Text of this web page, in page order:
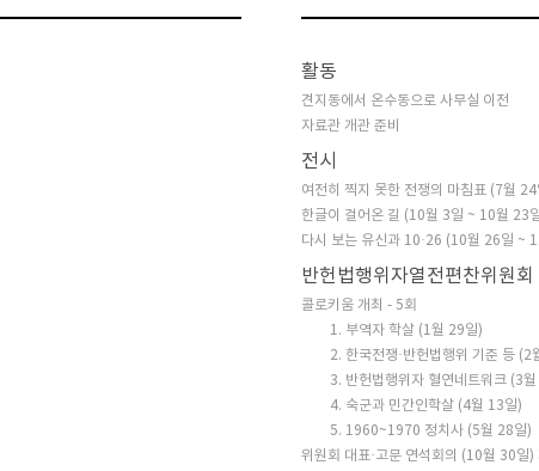
활동
견지동에서 온수동으로 사무실 이전
자료관 개관 준비
전시
여전히 찍지 못한 전쟁의 마침표 (7월
한글이 걸어온 길 (10월 3일 ~ 10월 23
다시 보는 유신과 10·26 (10월 26일 ~
반헌법행위자열전편찬위원회
콜로키움 개최 - 5회
1. 부역자 학살 (1월 29일)
2. 한국전쟁·반헌법행위 기준 등 (2
3. 반헌법행위자 혈연네트워크 (3월
4. 숙군과 민간인학살 (4월 13일)
5. 1960~1970 정치사 (5월 28일)
위원회 대표·고문 연석회의 (10월 30일)